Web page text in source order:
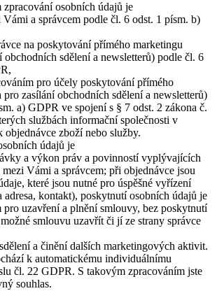
osobních údajů je
a správcem podle čl. 6 odst. 1 písm. b)
na poskytování přímého marketingu
obchodních sdělení a newsletterů) podle čl. 6
pro účely poskytování přímého
pro zasílání obchodních sdělení a newsletterů)
a) GDPR ve spojení s § 7 odst. 2 zákona č.
službách informační společnosti v
objednávce zboží nebo služby.
údajů je
a výkon práv a povinností vyplývajících
Vámi a správcem; při objednávce jsou
které jsou nutné pro úspěšné vyřízení
adresa, kontakt), poskytnutí osobních údajů je
pro uzavření a plnění smlouvy, bez poskytnutí
smlouvu uzavřít či jí ze strany správce
a činění dalších marketingových aktivit.
k automatickému individuálnímu
čl. 22 GDPR. S takovým zpracováním jste
souhlas.